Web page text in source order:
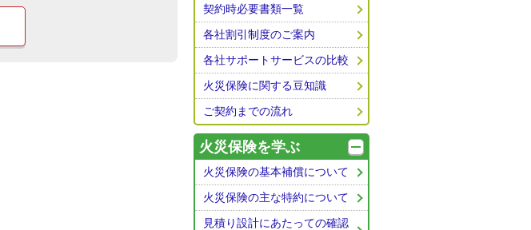
契約時必要書類一覧
各社割引制度のご案内
各社サポートサービスの比較
火災保険に関する豆知識
ご契約までの流れ
火災保険を学ぶ
火災保険の基本補償について
火災保険の主な特約について
見積り設計にあたっての確認